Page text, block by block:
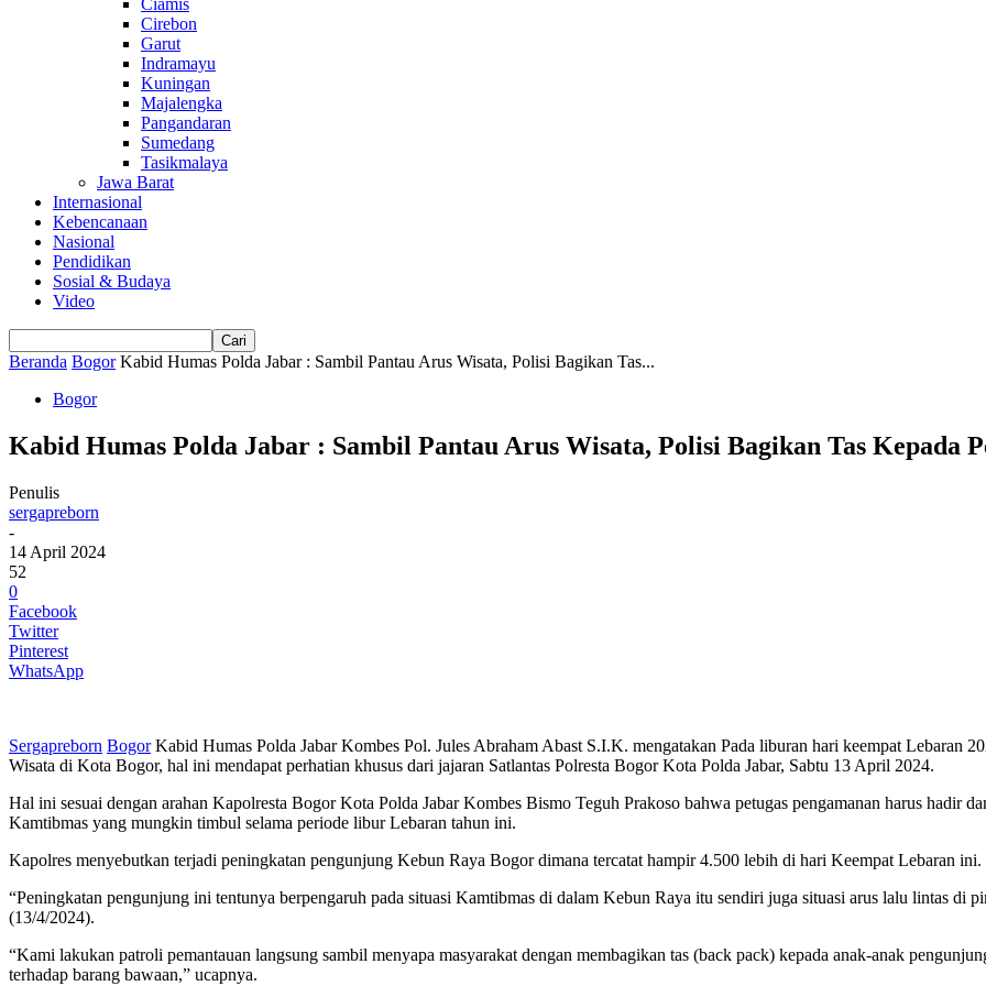
Ciamis
Cirebon
Garut
Indramayu
Kuningan
Majalengka
Pangandaran
Sumedang
Tasikmalaya
Jawa Barat
Internasional
Kebencanaan
Nasional
Pendidikan
Sosial & Budaya
Video
Beranda Bogor Kabid Humas Polda Jabar : Sambil Pantau Arus Wisata, Polisi Bagikan Tas...
Bogor
Kabid Humas Polda Jabar : Sambil Pantau Arus Wisata, Polisi Bagikan Tas Kepada
Penulis
sergapreborn
-
14 April 2024
52
0
Facebook
Twitter
Pinterest
WhatsApp
Sergapreborn BogorKabid Humas Polda Jabar Kombes Pol. Jules Abraham Abast S.I.K. mengatakan Pada liburan hari keempat Lebaran
Wisata di Kota Bogor, hal ini mendapat perhatian khusus dari jajaran Satlantas Polresta Bogor Kota Polda Jabar, Sabtu 13 April 2024.
Hal ini sesuai dengan arahan Kapolresta Bogor Kota Polda Jabar Kombes Bismo Teguh Prakoso bahwa petugas pengamanan harus hadir
Kamtibmas yang mungkin timbul selama periode libur Lebaran tahun ini.
Kapolres menyebutkan terjadi peningkatan pengunjung Kebun Raya Bogor dimana tercatat hampir 4.500 lebih di hari Keempat Lebaran ini.
“Peningkatan pengunjung ini tentunya berpengaruh pada situasi Kamtibmas di dalam Kebun Raya itu sendiri juga situasi arus lalu lintas di
(13/4/2024).
“Kami lakukan patroli pemantauan langsung sambil menyapa masyarakat dengan membagikan tas (back pack) kepada anak-anak
terhadap barang bawaan,” ucapnya.